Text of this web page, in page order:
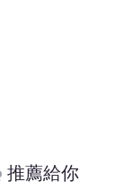
推薦給你